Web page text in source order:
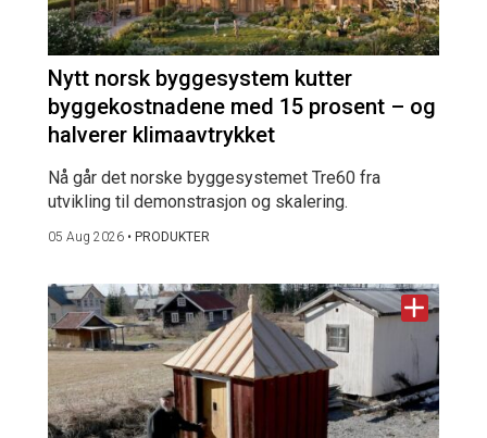
Nytt norsk byggesystem kutter
byggekostnadene med 15 prosent – og
halverer klimaavtrykket
Nå går det norske byggesystemet Tre60 fra
utvikling til demonstrasjon og skalering.
05 Aug 2026 • PRODUKTER